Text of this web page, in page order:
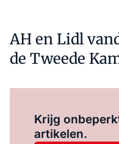
AH en Lidl
de Tweede
Krijg
artikelen.